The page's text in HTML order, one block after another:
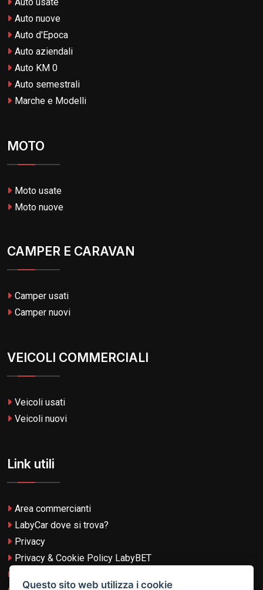
Auto nuove
Auto d'Epoca
Auto aziendali
Auto KM 0
Auto semestrali
Marche e Modelli
MOTO
Moto usate
Moto nuove
CAMPER E CARAVAN
Camper usati
Camper nuovi
VEICOLI COMMERCIALI
Veicoli usati
Veicoli nuovi
Link utili
Area commercianti
LabyCar dove si trova?
Privacy
Privacy & Cookie Policy LabyBET
Questo sito web utilizza i cookie